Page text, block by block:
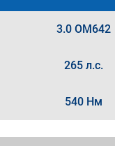
3.0 OM642
265 л.с.
540 Нм